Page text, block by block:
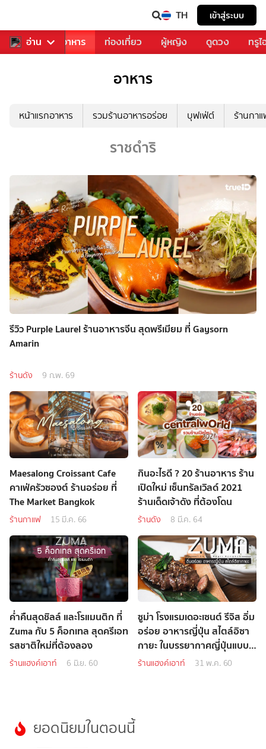
TH เข้าสู่ระบบ
อ่าน
การเพลง อาหาร ท่องเที่ยว ผู้หญิง ดูดวง ทรู
อาหาร
หน้าแรกอาหาร รวมร้านอาหารอร่อย บุฟเฟ่ต์ ร้านกา
ราชดำริ
รีวิว Purple Laurel ร้านอาหารจีน สุดพรีเมียม ที่ Gaysorn
Amarin
ร้านดัง 9 ก.พ. 69
Maesalong Croissant Cafe
คาเฟ่ครัวซองต์ ร้านอร่อย ที่
The Market Bangkok
ร้านกาแฟ 15 มี.ค. 66
กินอะไรดี ? 20 ร้านอาหาร ร้าน
เปิดใหม่ เซ็นทรัลเวิลด์ 2021
ร้านเด็ดเจ้าดัง ที่ต้องโดน
ร้านดัง 8 มี.ค. 64
ค่ำคืนสุดชิลล์ และโรแมนติก ที่
Zuma กับ 5 ค็อกเทล สุดครีเอท
รสชาติใหม่ที่ต้องลอง
ร้านแฮงค์เอาท์ 6 มิ.ย. 60
ซูม่า โรงแรมเดอะเซนต์ รีจิส อิ่ม
อร่อย อาหารญี่ปุ่น สไตล์อิซา
กายะ ในบรรยากาศญี่ปุ่นแบบ
พรีเมียม
ร้านแฮงค์เอาท์ 31 พ.ค. 60
ยอดนิยมในตอนนี้